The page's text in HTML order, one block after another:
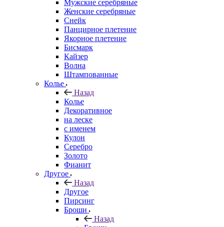
Мужские серебряные
Женские серебряные
Снейк
Панцирное плетение
Якорное плетение
Бисмарк
Кайзер
Волна
Штампованные
Колье
Назад
Колье
Декоративное
на леске
с именем
Кулон
Серебро
Золото
Фианит
Другое
Назад
Другое
Пирсинг
Броши
Назад